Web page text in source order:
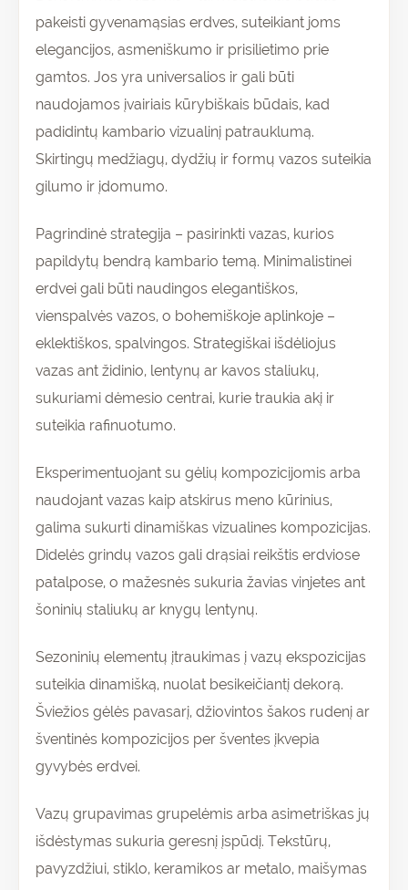
pakeisti gyvenamąsias erdves, suteikiant joms
elegancijos, asmeniškumo ir prisilietimo prie
gamtos. Jos yra universalios ir gali būti
naudojamos įvairiais kūrybiškais būdais, kad
padidintų kambario vizualinį patrauklumą.
Skirtingų medžiagų, dydžių ir formų vazos suteikia
gilumo ir įdomumo.
Pagrindinė strategija – pasirinkti vazas, kurios
papildytų bendrą kambario temą. Minimalistinei
erdvei gali būti naudingos elegantiškos,
vienspalvės vazos, o bohemiškoje aplinkoje –
eklektiškos, spalvingos. Strategiškai išdėliojus
vazas ant židinio, lentynų ar kavos staliukų,
sukuriami dėmesio centrai, kurie traukia akį ir
suteikia rafinuotumo.
Eksperimentuojant su gėlių kompozicijomis arba
naudojant vazas kaip atskirus meno kūrinius,
galima sukurti dinamiškas vizualines kompozicijas.
Didelės grindų vazos gali drąsiai reikštis erdviose
patalpose, o mažesnės sukuria žavias vinjetes ant
šoninių staliukų ar knygų lentynų.
Sezoninių elementų įtraukimas į vazų ekspozicijas
suteikia dinamišką, nuolat besikeičiantį dekorą.
Šviežios gėlės pavasarį, džiovintos šakos rudenį ar
šventinės kompozicijos per šventes įkvepia
gyvybės erdvei.
Vazų grupavimas grupelėmis arba asimetriškas jų
išdėstymas sukuria geresnį įspūdį. Tekstūrų,
pavyzdžiui, stiklo, keramikos ar metalo, maišymas